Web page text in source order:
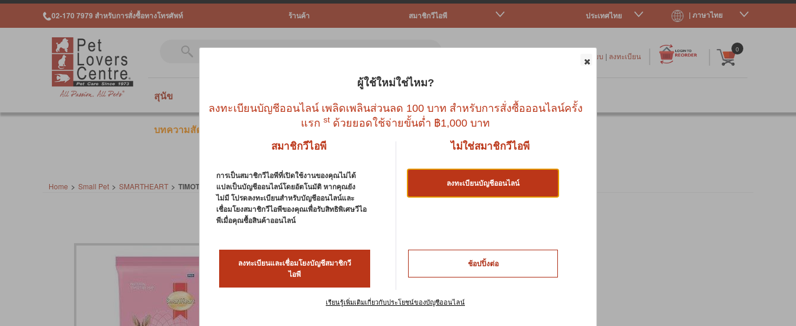
02-170 7979 สำหรับการสั่งซื้อทางโทรศัพท์ ร้านค้า | ภาษาไทย
ประเทศไทย
สมาชิกวีไอพี
0
เข้าสู่ระบบ | ลงทะเบียน
สุนัข
บทความสัตว์เลี้ยง
Home > Small Pet > SMARTHEART > TIMOTHY HAY 500g
TIMOTHY HAY 500g
หน่วยในการจัดเก็บสินค้า : 8RTH500
ผู้ใช้ใหม่ใช่ไหม?
ลงทะเบียนบัญชีออนไลน์ เพลิดเพลินส่วนลด 100 บาท สำหรับการสั่งซื้อออนไลน์ครั้ง
แรก st ด้วยยอดใช้จ่ายขั้นต่ำ ฿1,000 บาท
สมาชิกวีไอพี ไม่ใช่สมาชิกวีไอพี
การเป็นสมาชิกวีไอพีที่เปิดใช้งานของคุณไม่ได้
แปลเป็นบัญชีออนไลน์โดยอัตโนมัติ หากคุณยัง
ไม่มี โปรดลงทะเบียนสำหรับบัญชีออนไลน์และ
เชื่อมโยงสมาชิกวีไอพีของคุณเพื่อรับสิทธิพิเศษวีไอ
พีเมื่อคุณซื้อสินค้าออนไลน์
ลงทะเบียนบัญชีออนไลน์
ลงทะเบียนและเชื่อมโยงบัญชีสมาชิกวี
ไอพี
ช้อปปิ้งต่อ
เรียนรู้เพิ่มเติมเกี่ยวกับประโยชน์ของบัญชีออนไลน์